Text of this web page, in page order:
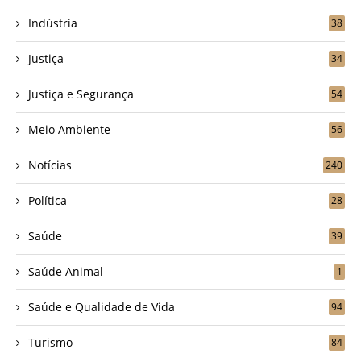
Indústria 38
Justiça 34
Justiça e Segurança 54
Meio Ambiente 56
Notícias 240
Política 28
Saúde 39
Saúde Animal 1
Saúde e Qualidade de Vida 94
Turismo 84